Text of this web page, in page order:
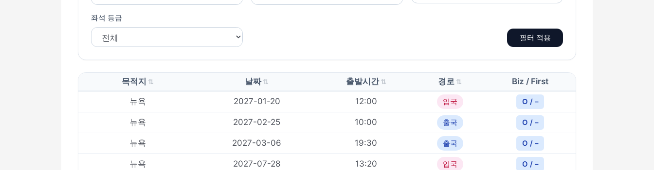
좌석 등급
필터 적용
목적지 날짜 출발시간 경로 Biz / First
뉴욕 2027-01-20 12:00 입국 O / –
뉴욕 2027-02-25 10:00 출국 O / –
뉴욕 2027-03-06 19:30 출국 O / –
뉴욕 2027-07-28 13:20 입국 O / –